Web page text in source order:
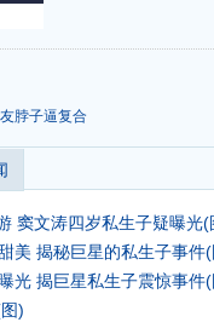
脖子逼复合
窦文涛四岁私生子疑曝光(
美 揭秘巨星的私生子事件
光 揭巨星私生子震惊事件
)